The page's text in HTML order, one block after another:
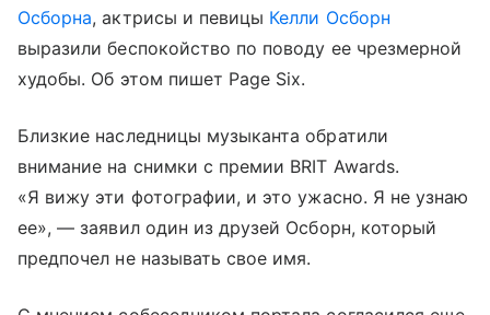
Осборна, актрисы и певицы Келли Осборн
выразили беспокойство по поводу ее чрезмерной
худобы. Об этом пишет Page Six.
Близкие наследницы музыканта обратили
внимание на снимки с премии BRIT Awards.
«Я вижу эти фотографии, и это ужасно. Я не узнаю
ее», — заявил один из друзей Осборн, который
предпочел не называть свое имя.